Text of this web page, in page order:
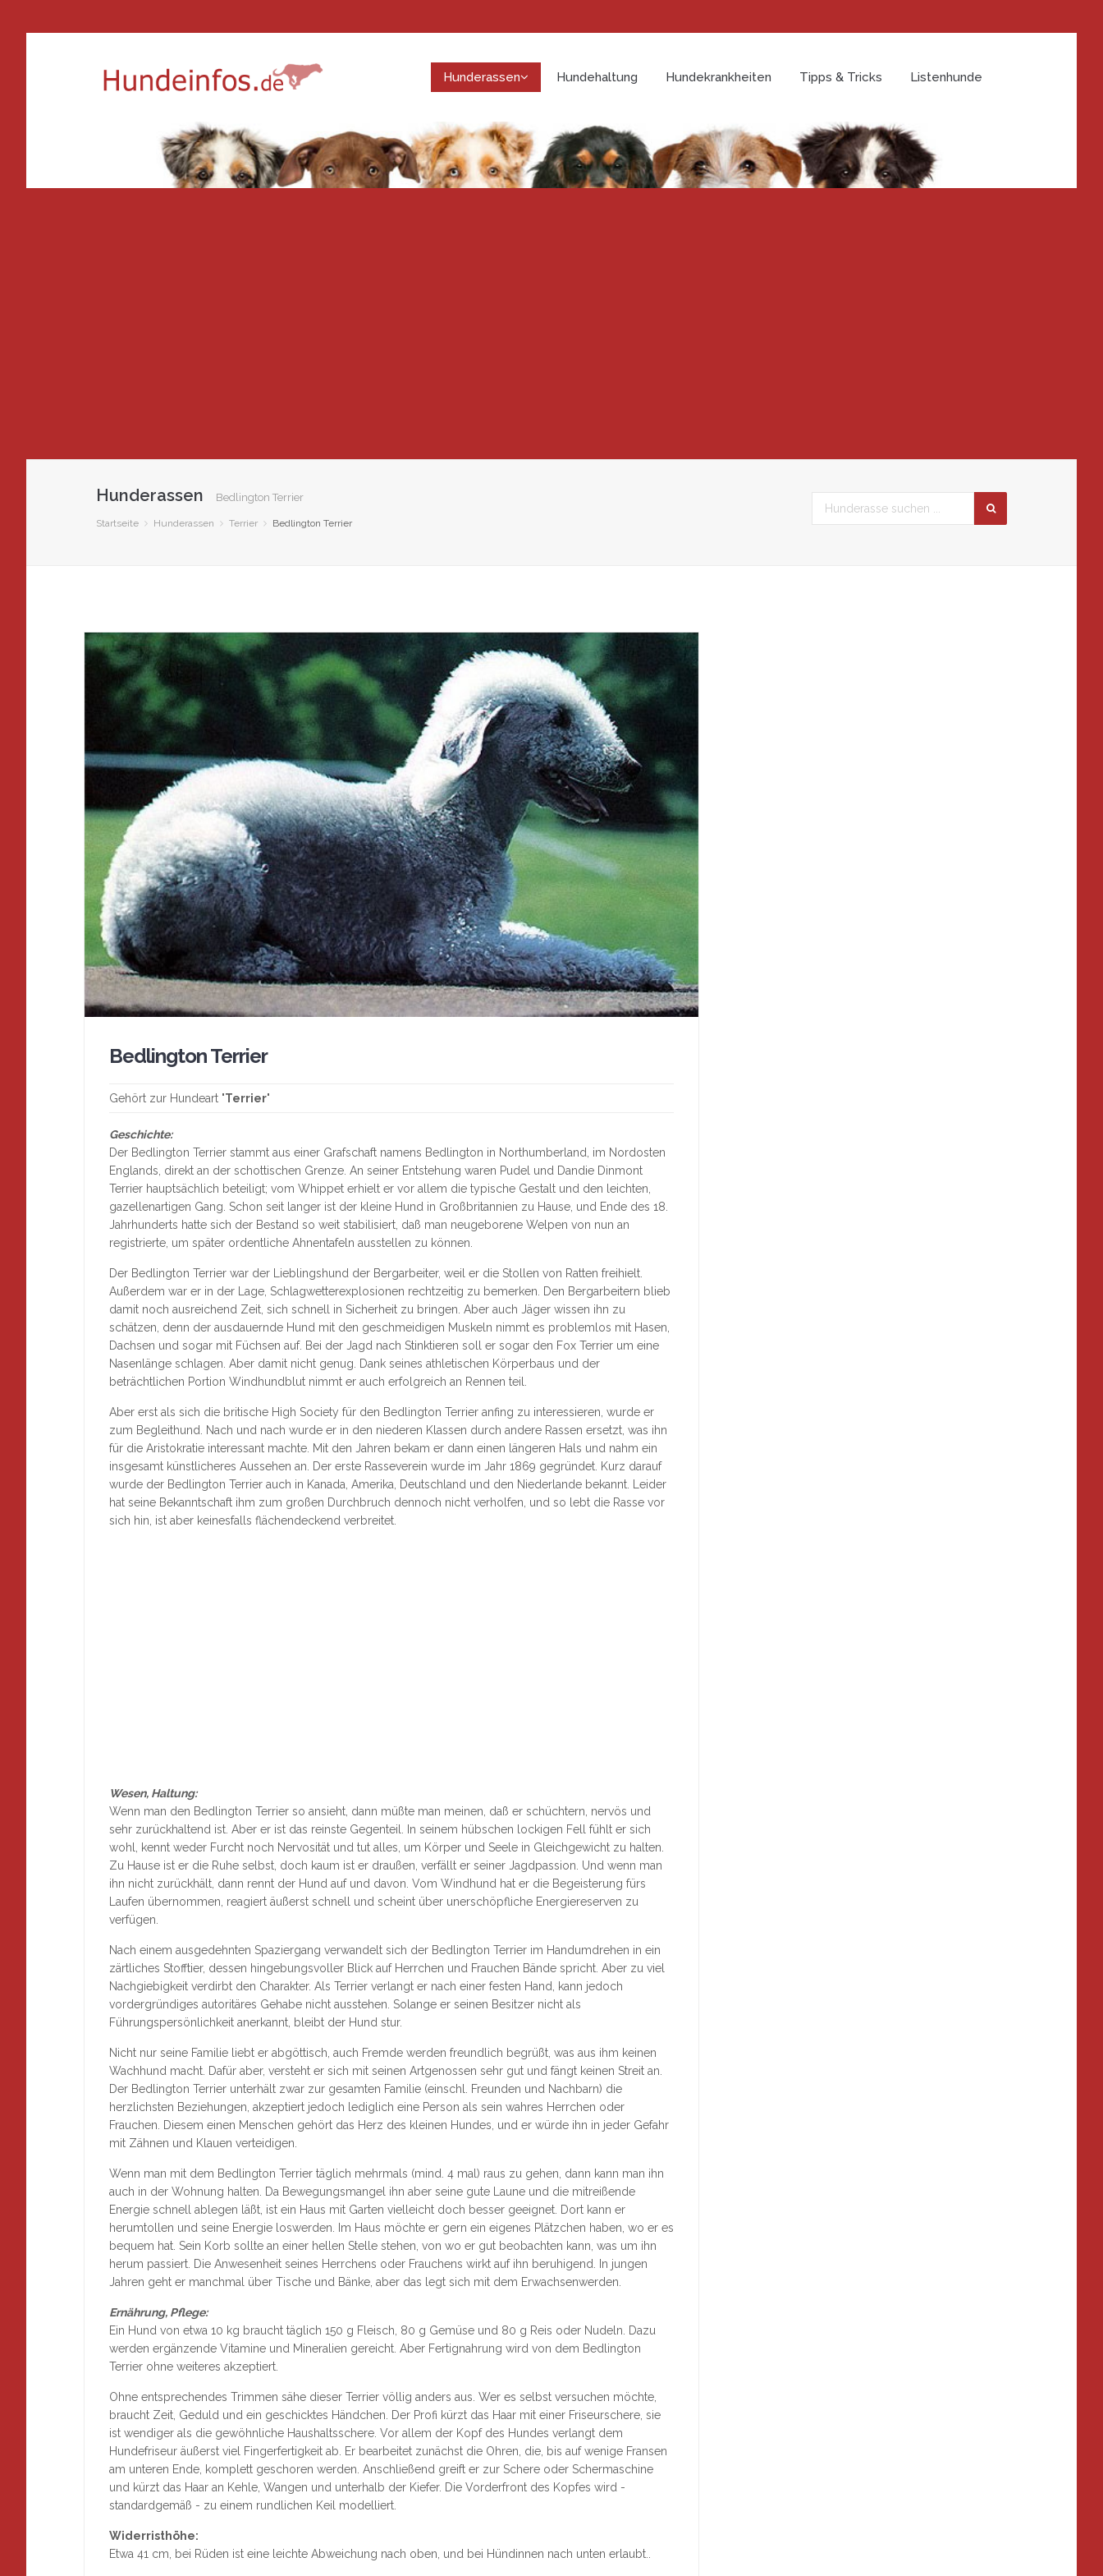
Hunderassen Hundehaltung Hundekrankheiten Tipps & Tricks Listenhunde
Hunderassen Bedlington Terrier
Startseite Hunderassen Terrier Bedlington Terrier
Bedlington Terrier
Gehört zur Hundeart "Terrier"
Geschichte:
Der Bedlington Terrier stammt aus einer Grafschaft namens Bedlington in Northumberland, im Nordosten
Englands, direkt an der schottischen Grenze. An seiner Entstehung waren Pudel und Dandie Dinmont
Terrier hauptsächlich beteiligt; vom Whippet erhielt er vor allem die typische Gestalt und den leichten,
gazellenartigen Gang. Schon seit langer ist der kleine Hund in Großbritannien zu Hause, und Ende des 18.
Jahrhunderts hatte sich der Bestand so weit stabilisiert, daß man neugeborene Welpen von nun an
registrierte, um später ordentliche Ahnentafeln ausstellen zu können.
Der Bedlington Terrier war der Lieblingshund der Bergarbeiter, weil er die Stollen von Ratten freihielt.
Außerdem war er in der Lage, Schlagwetterexplosionen rechtzeitig zu bemerken. Den Bergarbeitern blieb
damit noch ausreichend Zeit, sich schnell in Sicherheit zu bringen. Aber auch Jäger wissen ihn zu
schätzen, denn der ausdauernde Hund mit den geschmeidigen Muskeln nimmt es problemlos mit Hasen,
Dachsen und sogar mit Füchsen auf. Bei der Jagd nach Stinktieren soll er sogar den Fox Terrier um eine
Nasenlänge schlagen. Aber damit nicht genug. Dank seines athletischen Körperbaus und der
beträchtlichen Portion Windhundblut nimmt er auch erfolgreich an Rennen teil.
Aber erst als sich die britische High Society für den Bedlington Terrier anfing zu interessieren, wurde er
zum Begleithund. Nach und nach wurde er in den niederen Klassen durch andere Rassen ersetzt, was ihn
für die Aristokratie interessant machte. Mit den Jahren bekam er dann einen längeren Hals und nahm ein
insgesamt künstlicheres Aussehen an. Der erste Rasseverein wurde im Jahr 1869 gegründet. Kurz darauf
wurde der Bedlington Terrier auch in Kanada, Amerika, Deutschland und den Niederlande bekannt. Leider
hat seine Bekanntschaft ihm zum großen Durchbruch dennoch nicht verholfen, und so lebt die Rasse vor
sich hin, ist aber keinesfalls flächendeckend verbreitet.
Wesen, Haltung:
Wenn man den Bedlington Terrier so ansieht, dann müßte man meinen, daß er schüchtern, nervös und
sehr zurückhaltend ist. Aber er ist das reinste Gegenteil. In seinem hübschen lockigen Fell fühlt er sich
wohl, kennt weder Furcht noch Nervosität und tut alles, um Körper und Seele in Gleichgewicht zu halten.
Zu Hause ist er die Ruhe selbst, doch kaum ist er draußen, verfällt er seiner Jagdpassion. Und wenn man
ihn nicht zurückhält, dann rennt der Hund auf und davon. Vom Windhund hat er die Begeisterung fürs
Laufen übernommen, reagiert äußerst schnell und scheint über unerschöpfliche Energiereserven zu
verfügen.
Nach einem ausgedehnten Spaziergang verwandelt sich der Bedlington Terrier im Handumdrehen in ein
zärtliches Stofftier, dessen hingebungsvoller Blick auf Herrchen und Frauchen Bände spricht. Aber zu viel
Nachgiebigkeit verdirbt den Charakter. Als Terrier verlangt er nach einer festen Hand, kann jedoch
vordergründiges autoritäres Gehabe nicht ausstehen. Solange er seinen Besitzer nicht als
Führungspersönlichkeit anerkannt, bleibt der Hund stur.
Nicht nur seine Familie liebt er abgöttisch, auch Fremde werden freundlich begrüßt, was aus ihm keinen
Wachhund macht. Dafür aber, versteht er sich mit seinen Artgenossen sehr gut und fängt keinen Streit an.
Der Bedlington Terrier unterhält zwar zur gesamten Familie (einschl. Freunden und Nachbarn) die
herzlichsten Beziehungen, akzeptiert jedoch lediglich eine Person als sein wahres Herrchen oder
Frauchen. Diesem einen Menschen gehört das Herz des kleinen Hundes, und er würde ihn in jeder Gefahr
mit Zähnen und Klauen verteidigen.
Wenn man mit dem Bedlington Terrier täglich mehrmals (mind. 4 mal) raus zu gehen, dann kann man ihn
auch in der Wohnung halten. Da Bewegungsmangel ihn aber seine gute Laune und die mitreißende
Energie schnell ablegen läßt, ist ein Haus mit Garten vielleicht doch besser geeignet. Dort kann er
herumtollen und seine Energie loswerden. Im Haus möchte er gern ein eigenes Plätzchen haben, wo er es
bequem hat. Sein Korb sollte an einer hellen Stelle stehen, von wo er gut beobachten kann, was um ihn
herum passiert. Die Anwesenheit seines Herrchens oder Frauchens wirkt auf ihn beruhigend. In jungen
Jahren geht er manchmal über Tische und Bänke, aber das legt sich mit dem Erwachsenwerden.
Ernährung, Pflege:
Ein Hund von etwa 10 kg braucht täglich 150 g Fleisch, 80 g Gemüse und 80 g Reis oder Nudeln. Dazu
werden ergänzende Vitamine und Mineralien gereicht. Aber Fertignahrung wird von dem Bedlington
Terrier ohne weiteres akzeptiert.
Ohne entsprechendes Trimmen sähe dieser Terrier völlig anders aus. Wer es selbst versuchen möchte,
braucht Zeit, Geduld und ein geschicktes Händchen. Der Profi kürzt das Haar mit einer Friseurschere, sie
ist wendiger als die gewöhnliche Haushaltsschere. Vor allem der Kopf des Hundes verlangt dem
Hundefriseur äußerst viel Fingerfertigkeit ab. Er bearbeitet zunächst die Ohren, die, bis auf wenige Fransen
am unteren Ende, komplett geschoren werden. Anschließend greift er zur Schere oder Schermaschine
und kürzt das Haar an Kehle, Wangen und unterhalb der Kiefer. Die Vorderfront des Kopfes wird -
standardgemäß - zu einem rundlichen Keil modelliert.
Widerristhöhe:
Etwa 41 cm, bei Rüden ist eine leichte Abweichung nach oben, und bei Hündinnen nach unten erlaubt..